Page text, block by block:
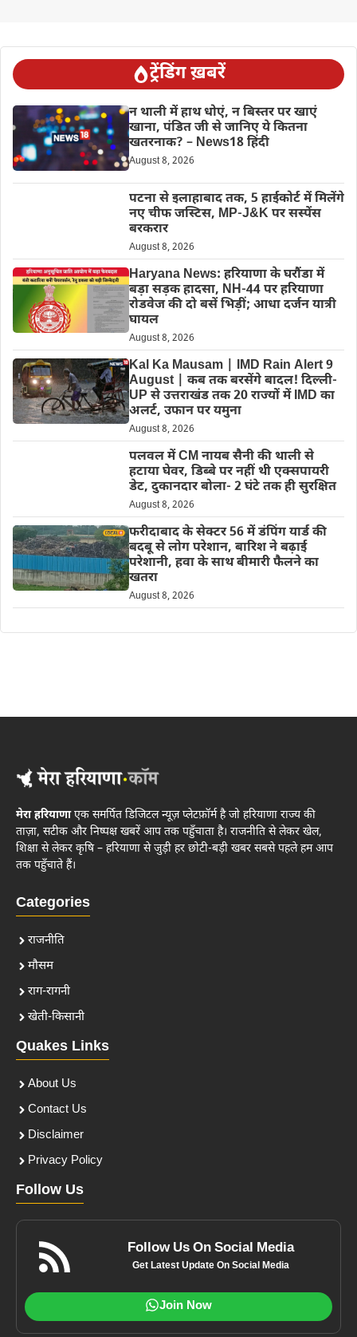
ट्रेंडिंग ख़बरें
न थाली में हाथ धोएं, न बिस्तर पर खाएं
खाना, पंडित जी से जानिए ये कितना
खतरनाक? – News18 हिंदी
August 8, 2026
पटना से इलाहाबाद तक, 5 हाईकोर्ट में मिलेंगे
नए चीफ जस्टिस, MP-J&K पर सस्पेंस
बरकरार
August 8, 2026
Haryana News: हरियाणा के घरौंडा में
बड़ा सड़क हादसा, NH-44 पर हरियाणा
रोडवेज की दो बसें भिड़ीं; आधा दर्जन यात्री
घायल
August 8, 2026
Kal Ka Mausam | IMD Rain Alert 9
August | कब तक बरसेंगे बादल! दिल्ली-
UP से उत्तराखंड तक 20 राज्यों में IMD का
अलर्ट, उफान पर यमुना
August 8, 2026
पलवल में CM नायब सैनी की थाली से
हटाया घेवर, डिब्बे पर नहीं थी एक्सपायरी
डेट, दुकानदार बोला- 2 घंटे तक ही सुरक्षित
August 8, 2026
फरीदाबाद के सेक्टर 56 में डंपिंग यार्ड की
बदबू से लोग परेशान, बारिश ने बढ़ाई
परेशानी, हवा के साथ बीमारी फैलने का
खतरा
August 8, 2026
मेरा हरियाणाएक समर्पित डिजिटल न्यूज़ प्लेटफ़ॉर्म है जो हरियाणा राज्य की
ताज़ा, सटीक और निष्पक्ष खबरें आप तक पहुँचाता है। राजनीति से लेकर खेल,
शिक्षा से लेकर कृषि – हरियाणा से जुड़ी हर छोटी-बड़ी खबर सबसे पहले हम आप
तक पहुँचाते हैं।
Categories
राजनीति
मौसम
राग-रागनी
खेती-किसानी
Quakes Links
About Us
Contact Us
Disclaimer
Privacy Policy
Follow Us
Follow Us On Social Media
Get Latest Update On Social Media
Join Now